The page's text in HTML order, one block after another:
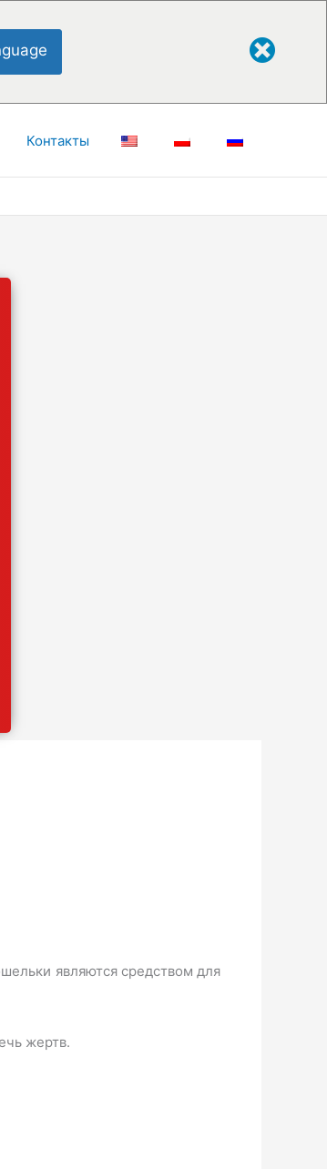
Контакты
являются средством для
жертв.